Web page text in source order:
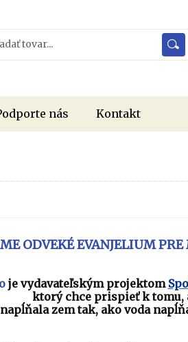
nás Kontakt
ODVEKÉ EVANJELIUM
je vydavateľským projektom
ktorý chce prispieť k tomu,
napĺňala zem tak, ako voda